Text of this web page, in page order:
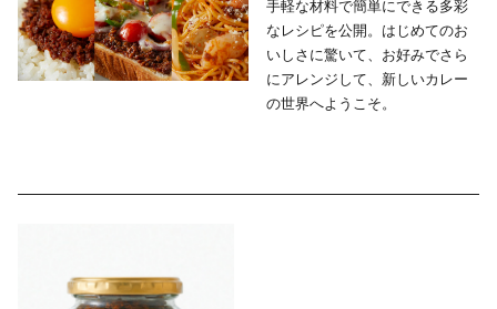
手軽な材料で簡単にできる多彩
なレシピを公開。はじめてのお
いしさに驚いて、お好みでさら
にアレンジして、新しいカレー
の世界へようこそ。